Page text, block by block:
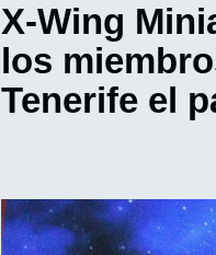
X-Wing
los
Tenerife el